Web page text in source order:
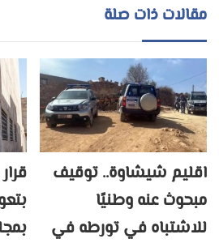
مقالات ذات صلة
اقليم شيشاوة.. توقيف
مبحوث عنه وطنيًا
للاشتباه في تورطه في